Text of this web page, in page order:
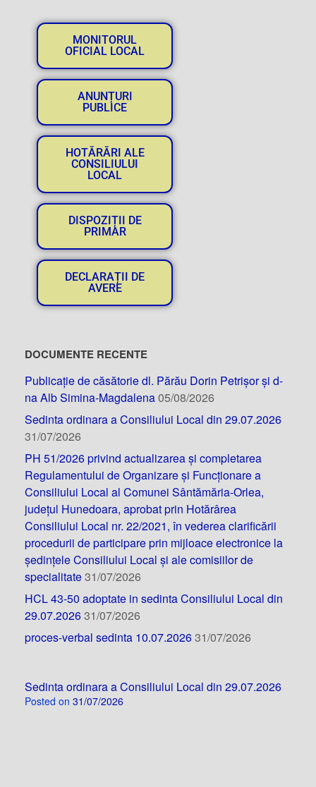
MONITORUL
OFICIAL LOCAL
ANUNȚURI
PUBLICE
HOTĂRĂRI ALE
CONSILIULUI
LOCAL
DISPOZIȚII DE
PRIMAR
DECLARAȚII DE
AVERE
DOCUMENTE RECENTE
Publicație de căsătorie dl. Părău Dorin Petrișor și d-
na Alb Simina-Magdalena05/08/2026
Sedinta ordinara a Consiliului Local din 29.07.2026
31/07/2026
PH 51/2026 privind actualizarea și completarea
Regulamentului de Organizare și Funcționare a
Consiliului Local al Comunei Sântămăria-Orlea,
județul Hunedoara, aprobat prin Hotărârea
Consiliului Local nr. 22/2021, în vederea clarificării
procedurii de participare prin mijloace electronice la
ședințele Consiliului Local și ale comisiilor de
specialitate31/07/2026
HCL 43-50 adoptate in sedinta Consiliului Local din
29.07.202631/07/2026
proces-verbal sedinta 10.07.202631/07/2026
Sedinta ordinara a Consiliului Local din 29.07.2026
Posted on 31/07/2026